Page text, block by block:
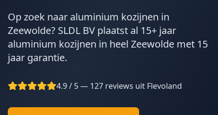
Op zoek naar aluminium kozijnen in
Zeewolde? SLDL BV plaatst al 15+ jaar
aluminium kozijnen in heel Zeewolde met 15
jaar garantie.
4.9 / 5 — 127 reviews uit Flevoland